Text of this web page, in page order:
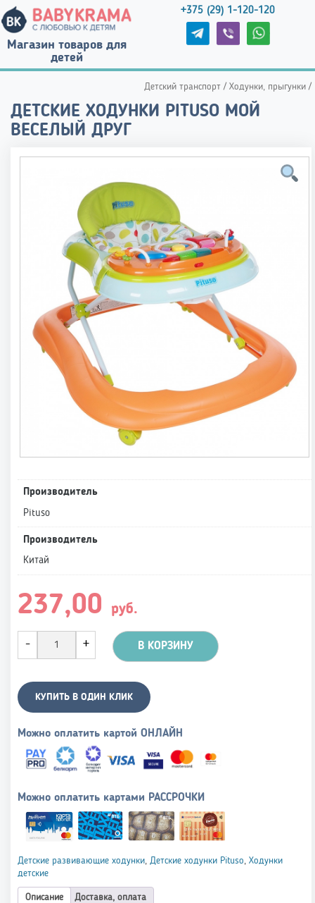
Магазин товаров для
детей
+375 (29) 1-120-120
Детский транспорт / Ходунки, прыгунки /
ДЕТСКИЕ ХОДУНКИ PITUSO МОЙ
ВЕСЕЛЫЙ ДРУГ
Производитель
Pituso
Производитель
Китай
237,00 руб.
В КОРЗИНУ
КУПИТЬ В ОДИН КЛИК
Можно оплатить картой ОНЛАЙН
Можно оплатить картами РАССРОЧКИ
Детские развивающие ходунки Детские ходунки Pituso Ходунки
детские
Описание Доставка, оплата